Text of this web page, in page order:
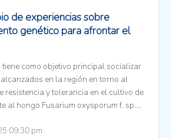
de experiencias sobre
genético para afrontar el
tiene como objetivo principal socializar
en la región en torno al
resistencia y tolerancia en el cultivo de
al hongo Fusarium oxysporum f. sp.
para la producción bananera a
09:30 pm